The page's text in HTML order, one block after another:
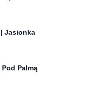
Jasionka
Palmą